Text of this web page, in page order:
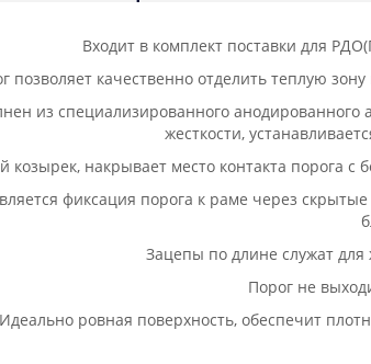
Входит в комплект поставки для
позволяет качественно отделить теплую
из специализированного
жесткости,
козырек, накрывает место контакта порога с
фиксация порога к раме через
Зацепы по длине служат для
Порог не
Идеально ровная поверхность, обеспечит